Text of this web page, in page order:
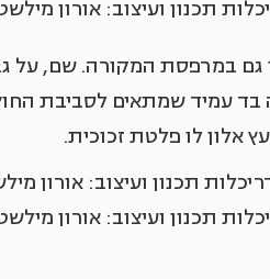
תכנון ועיצוב: אורון
גם במרפסת המקורה. שם, על
בד עמיד שמתאים לסביבת
תכנון ועיצוב: אורון